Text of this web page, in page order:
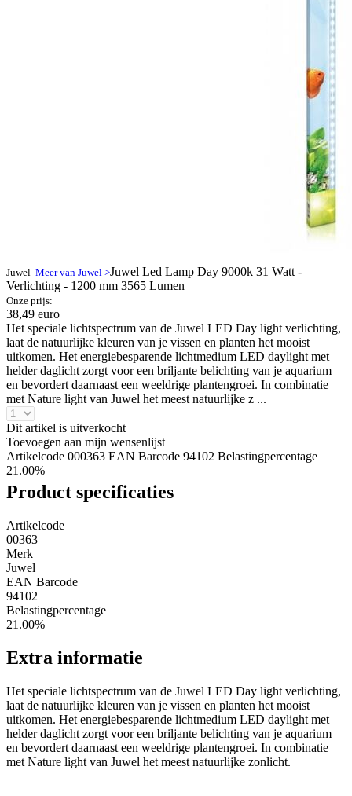
Juwel Meer van Juwel >Juwel Led Lamp Day 9000k 31 Watt -
Verlichting - 1200 mm 3565 Lumen
Onze prijs:
38,49 euro
Het speciale lichtspectrum van de Juwel LED Day light verlichting,
laat de natuurlijke kleuren van je vissen en planten het mooist
uitkomen. Het energiebesparende lichtmedium LED daylight met
helder daglicht zorgt voor een briljante belichting van je aquarium
en bevordert daarnaast een weeldrige plantengroei. In combinatie
met Nature light van Juwel het meest natuurlijke z ...
Dit artikel is uitverkocht
Toevoegen aan mijn wensenlijst
Artikelcode 000363 EAN Barcode 94102 Belastingpercentage
21.00%
Product specificaties
Artikelcode
00363
Merk
Juwel
EAN Barcode
94102
Belastingpercentage
21.00%
Extra informatie
Het speciale lichtspectrum van de Juwel LED Day light verlichting,
laat de natuurlijke kleuren van je vissen en planten het mooist
uitkomen. Het energiebesparende lichtmedium LED daylight met
helder daglicht zorgt voor een briljante belichting van je aquarium
en bevordert daarnaast een weeldrige plantengroei. In combinatie
met Nature light van Juwel het meest natuurlijke zonlicht.